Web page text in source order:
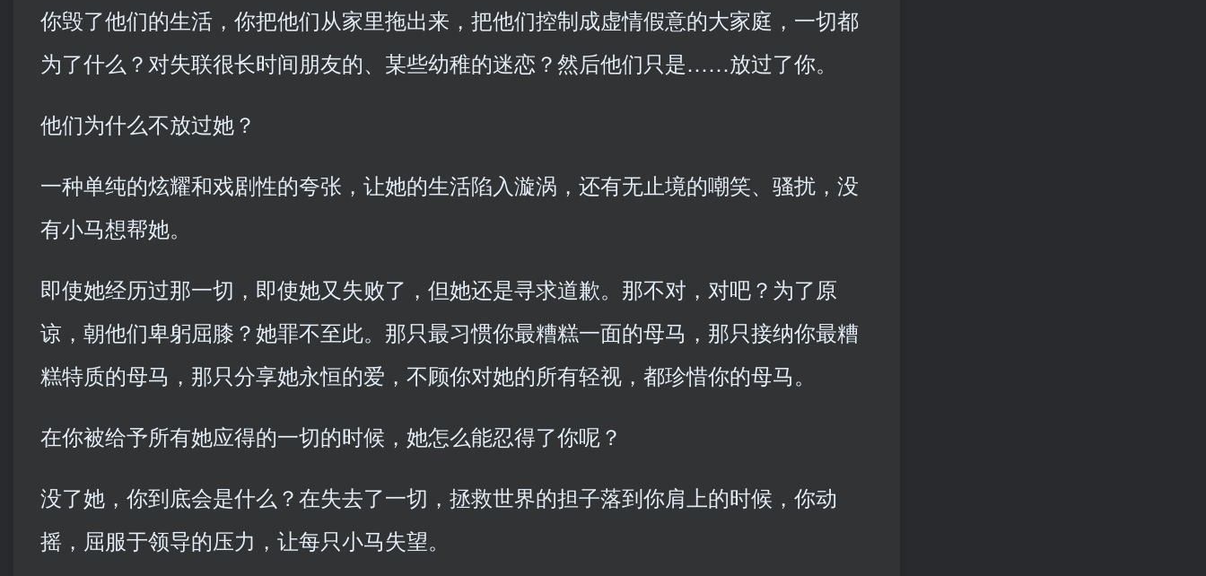
你毁了他们的生活，你把他们从家里拖出来，把他们控制成虚情假意的大家庭，一切都
为了什么？对失联很长时间朋友的、某些幼稚的迷恋？然后他们只是……放过了你。
他们为什么不放过她？
一种单纯的炫耀和戏剧性的夸张，让她的生活陷入漩涡，还有无止境的嘲笑、骚扰，没
有小马想帮她。
即使她经历过那一切，即使她又失败了，但她还是寻求道歉。那不对，对吧？为了原
谅，朝他们卑躬屈膝？她罪不至此。那只最习惯你最糟糕一面的母马，那只接纳你最糟
糕特质的母马，那只分享她永恒的爱，不顾你对她的所有轻视，都珍惜你的母马。
在你被给予所有她应得的一切的时候，她怎么能忍得了你呢？
没了她，你到底会是什么？在失去了一切，拯救世界的担子落到你肩上的时候，你动
摇，屈服于领导的压力，让每只小马失望。